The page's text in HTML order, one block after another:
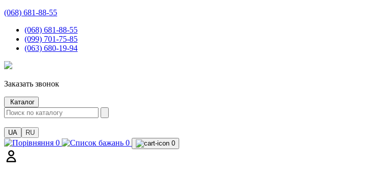
(068) 681-88-55
(068) 681-88-55
(099) 701-75-85
(063) 680-19-94
Заказать звонок
Каталог
UA RU
0 0 0